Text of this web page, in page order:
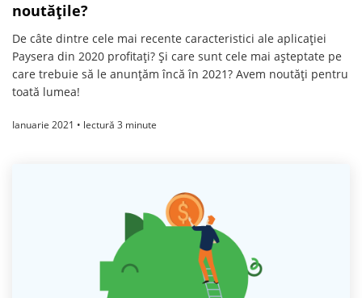
noutățile?
De câte dintre cele mai recente caracteristici ale aplicației
Paysera din 2020 profitați? Și care sunt cele mai așteptate pe
care trebuie să le anunțăm încă în 2021? Avem noutăți pentru
toată lumea!
Ianuarie 2021 • lectură 3 minute